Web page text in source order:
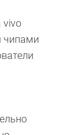
vivo
чипами